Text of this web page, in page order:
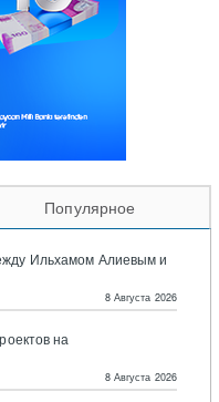
Популярное
Ильхамом Алиевым и
8 Августа 2026
на
8 Августа 2026